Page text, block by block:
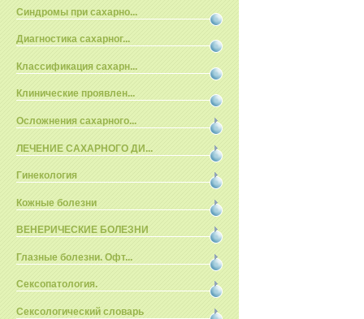
Синдромы при сахарно...
Диагностика сахарног...
Классификация сахарн...
Клинические проявлен...
Осложнения сахарного...
ЛЕЧЕНИЕ САХАРНОГО ДИ...
Гинекология
Кожные болезни
ВЕНЕРИЧЕСКИЕ БОЛЕЗНИ
Глазные болезни. Офт...
Сексопатология.
Сексологический словарь